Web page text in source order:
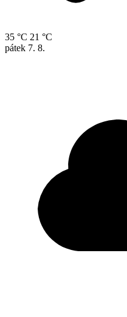
35 °C 21 °C
pátek 7. 8.